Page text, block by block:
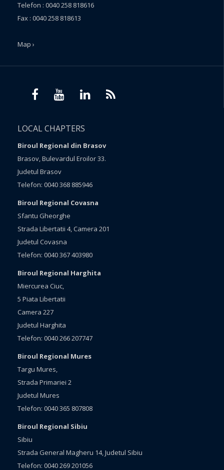
Telefon : 0040 258 818616
Fax : 0040 258 818613
Map ›
LOCAL CHAPTERS
Biroul Regional din Brasov
Brasov, Bulevardul Eroilor 33.
Judetul Brasov
Telefon: 0040 368 885946
Biroul Regional Covasna
Sfantu Gheorghe
Strada Libertatii 4, Camera 201
Judetul Covasna
Telefon: 0040 367 403980
Biroul Regional Harghita
Miercurea Ciuc,
5 Piata Libertatii
Camera 227
Judetul Harghita
Telefon: 0040 266 207747
Biroul Regional Mures
Targu Mures,
Strada Primariei 2
Judetul Mures
Telefon: 0040 365 807808
Biroul Regional Sibiu
Sibiu
Strada General Magheru 14, Judetul Sibiu
Telefon: 0040 269 201056